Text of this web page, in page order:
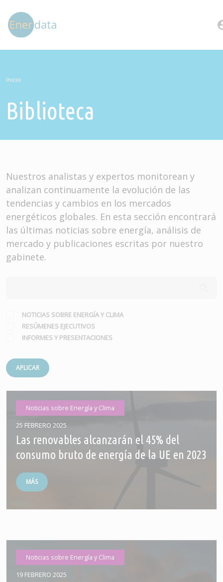
Inicio
Biblioteca
Nuestros analistas y expertos monitorean y
analizan continuamente la evolución de las
tendencias y cambios en los mercados
energéticos globales. En esta sección encontrará
las últimas noticias sobre energía, análisis de
mercado y publicaciones escritas por nuestro
gabinete.
NOTICIAS SOBRE ENERGÍA Y CLIMA
RESÚMENES EJECUTIVOS
INFORMES Y PRESENTACIONES
APLICAR
Noticias sobre Energía y Clima
25 FEBRERO 2025
Las renovables alcanzarán el 45% del
consumo bruto de energía de la UE en 2023
MÁS
Noticias sobre Energía y Clima
19 FEBRERO 2025